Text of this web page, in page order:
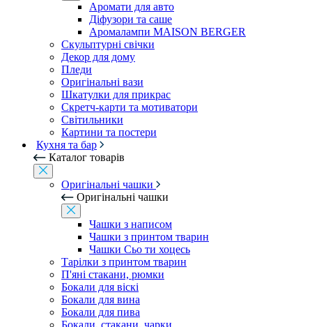
Аромати для авто
Діфузори та саше
Аромалампи MAISON BERGER
Скульптурні свічки
Декор для дому
Пледи
Оригінальні вази
Шкатулки для прикрас
Скретч-карти та мотиватори
Світильники
Картини та постери
Кухня та бар
Каталог товарів
Оригінальні чашки
Оригінальні чашки
Чашки з написом
Чашки з принтом тварин
Чашки Сьо ти хоцесь
Тарілки з принтом тварин
П'яні стакани, рюмки
Бокали для віскі
Бокали для вина
Бокали для пива
Бокали, стакани, чарки